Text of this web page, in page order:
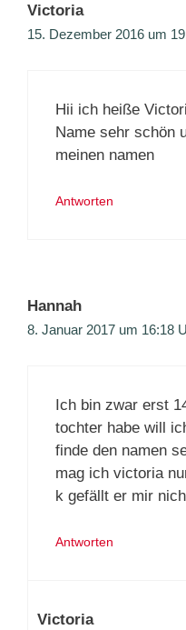
Victoria
15. Dezember 2016 um
Hii ich heiße
Name sehr schön
meinen namen
Antworten
Hannah
8. Januar 2017 um 16:18
Ich bin zwar erst
tochter habe will
finde den namen
mag ich victoria
k gefällt er mir
Antworten
Victoria